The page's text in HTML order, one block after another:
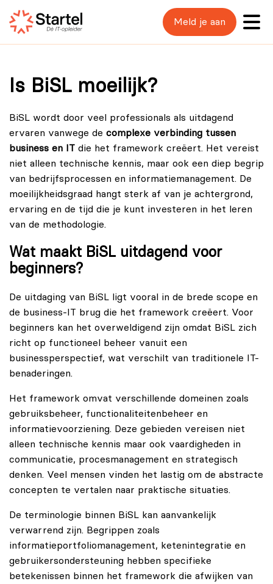
Meld je aan
Is BiSL moeilijk?
BiSL wordt door veel professionals als uitdagend
ervaren vanwege de complexe verbinding tussen
business en IT die het framework creëert. Het vereist
niet alleen technische kennis, maar ook een diep begrip
van bedrijfsprocessen en informatiemanagement. De
moeilijkheidsgraad hangt sterk af van je achtergrond,
ervaring en de tijd die je kunt investeren in het leren
van de methodologie.
Wat maakt BiSL uitdagend voor
beginners?
De uitdaging van BiSL ligt vooral in de brede scope en
de business-IT brug die het framework creëert. Voor
beginners kan het overweldigend zijn omdat BiSL zich
richt op functioneel beheer vanuit een
businessperspectief, wat verschilt van traditionele IT-
benaderingen.
Het framework omvat verschillende domeinen zoals
gebruiksbeheer, functionaliteitenbeheer en
informatievoorziening. Deze gebieden vereisen niet
alleen technische kennis maar ook vaardigheden in
communicatie, procesmanagement en strategisch
denken. Veel mensen vinden het lastig om de abstracte
concepten te vertalen naar praktische situaties.
De terminologie binnen BiSL kan aanvankelijk
verwarrend zijn. Begrippen zoals
informatieportfoliomanagement, ketenintegratie en
gebruikersondersteuning hebben specifieke
betekenissen binnen het framework die afwijken van